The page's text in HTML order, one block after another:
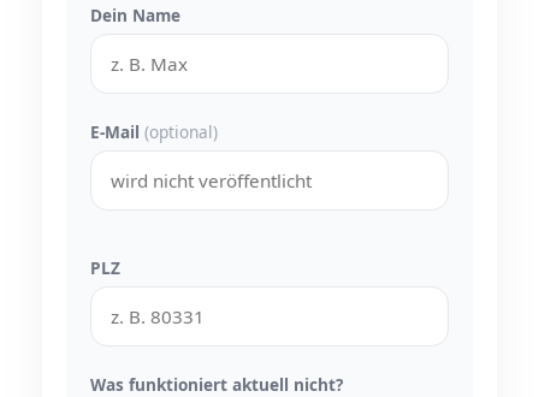
Dein Name
E-Mail (optional)
PLZ
Was funktioniert aktuell nicht?